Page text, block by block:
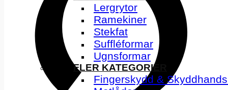
Lergrytor
Ramekiner
Stekfat
Suffléformar
Ugnsformar
FLER KATEGORIER
Fingerskydd &